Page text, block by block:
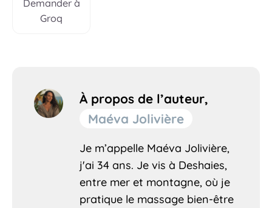
Demander à
Groq
À propos de l’auteur,
Maéva Jolivière
Je m’appelle Maéva Jolivière,
j'ai 34 ans. Je vis à Deshaies,
entre mer et montagne, où je
pratique le massage bien-être